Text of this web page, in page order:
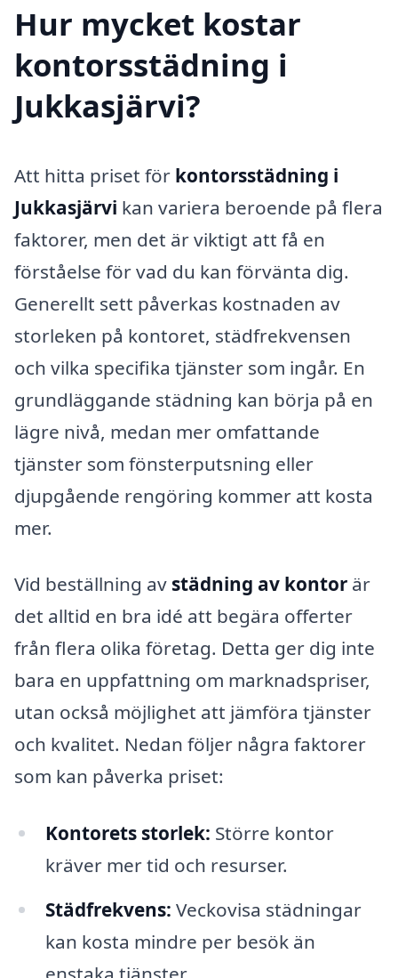
Hur mycket kostar
kontorsstädning i
Jukkasjärvi?
Att hitta priset för kontorsstädning i
Jukkasjärvi kan variera beroende på flera
faktorer, men det är viktigt att få en
förståelse för vad du kan förvänta dig.
Generellt sett påverkas kostnaden av
storleken på kontoret, städfrekvensen
och vilka specifika tjänster som ingår. En
grundläggande städning kan börja på en
lägre nivå, medan mer omfattande
tjänster som fönsterputsning eller
djupgående rengöring kommer att kosta
mer.
Vid beställning av städning av kontor är
det alltid en bra idé att begära offerter
från flera olika företag. Detta ger dig inte
bara en uppfattning om marknadspriser,
utan också möjlighet att jämföra tjänster
och kvalitet. Nedan följer några faktorer
som kan påverka priset:
Kontorets storlek: Större kontor
kräver mer tid och resurser.
Städfrekvens: Veckovisa städningar
kan kosta mindre per besök än